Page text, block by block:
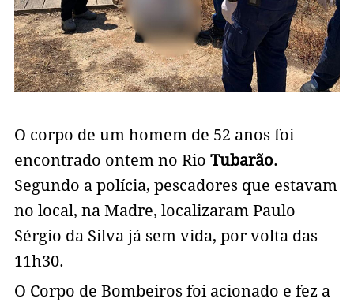
O corpo de um homem de 52 anos foi
encontrado ontem no Rio Tubarão.
Segundo a polícia, pescadores que estavam
no local, na Madre, localizaram Paulo
Sérgio da Silva já sem vida, por volta das
11h30.
O Corpo de Bombeiros foi acionado e fez a